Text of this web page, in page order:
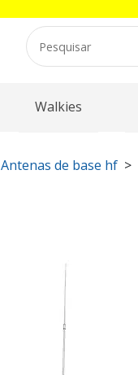
Walkies
Antenas de base hf